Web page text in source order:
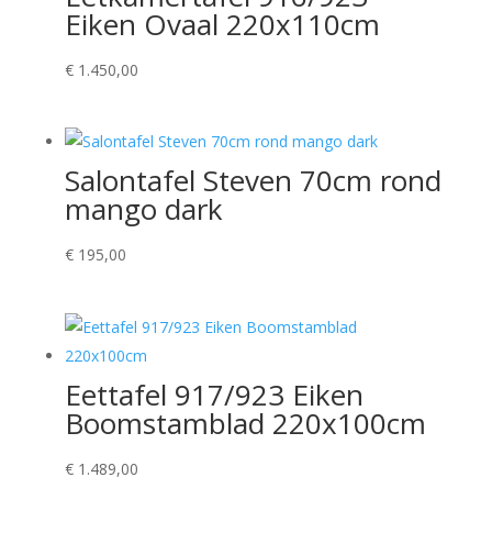
Eiken Ovaal 220x110cm
€1.450,00
Salontafel Steven 70cm rond
mango dark
€195,00
Eettafel 917/923 Eiken
Boomstamblad 220x100cm
€1.489,00